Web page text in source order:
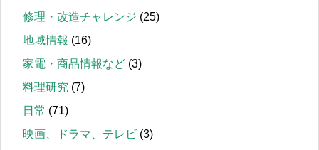
修理・改造チャレンジ (25)
地域情報 (16)
家電・商品情報など (3)
料理研究 (7)
日常 (71)
映画、ドラマ、テレビ (3)